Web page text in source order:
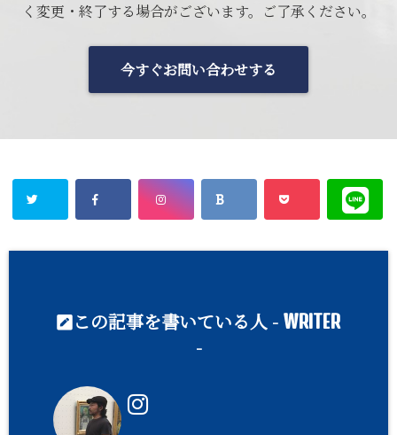
く変更・終了する場合がございます。ご了承ください。
今すぐお問い合わせする
この記事を書いている人 - WRITER
-